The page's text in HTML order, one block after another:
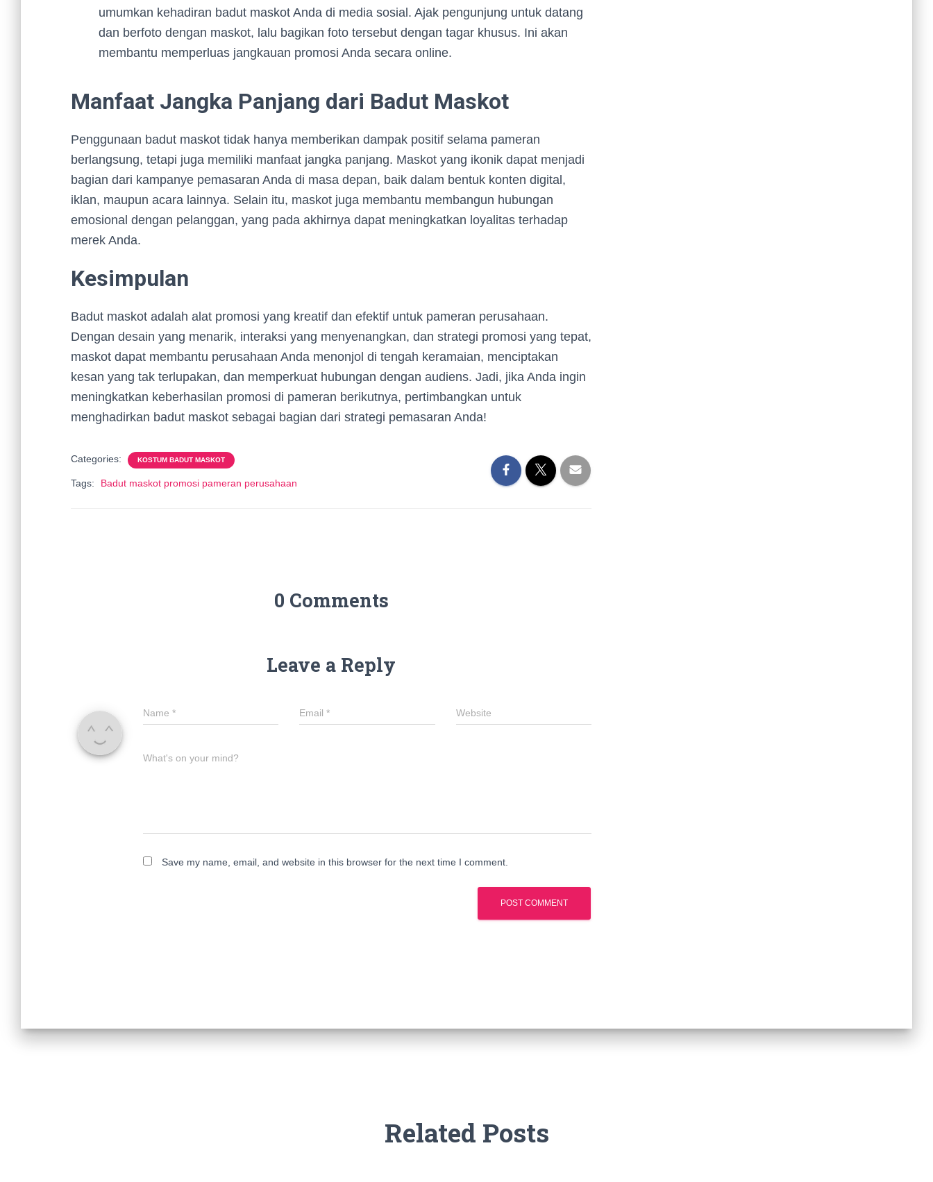
umumkan kehadiran badut maskot Anda di media sosial. Ajak pengunjung untuk datang
dan berfoto dengan maskot, lalu bagikan foto tersebut dengan tagar khusus. Ini akan
membantu memperluas jangkauan promosi Anda secara online.
Manfaat Jangka Panjang dari Badut Maskot
Penggunaan badut maskot tidak hanya memberikan dampak positif selama pameran
berlangsung, tetapi juga memiliki manfaat jangka panjang. Maskot yang ikonik dapat menjadi
bagian dari kampanye pemasaran Anda di masa depan, baik dalam bentuk konten digital,
iklan, maupun acara lainnya. Selain itu, maskot juga membantu membangun hubungan
emosional dengan pelanggan, yang pada akhirnya dapat meningkatkan loyalitas terhadap
merek Anda.
Kesimpulan
Badut maskot adalah alat promosi yang kreatif dan efektif untuk pameran perusahaan.
Dengan desain yang menarik, interaksi yang menyenangkan, dan strategi promosi yang tepat,
maskot dapat membantu perusahaan Anda menonjol di tengah keramaian, menciptakan
kesan yang tak terlupakan, dan memperkuat hubungan dengan audiens. Jadi, jika Anda ingin
meningkatkan keberhasilan promosi di pameran berikutnya, pertimbangkan untuk
menghadirkan badut maskot sebagai bagian dari strategi pemasaran Anda!
Categories: KOSTUM BADUT MASKOT
Tags: Badut maskot promosi pameran perusahaan
0 Comments
Leave a Reply
Name * Email* Website
What's on your mind?
Save my name, email, and website in this browser for the next time I comment.
Related Posts